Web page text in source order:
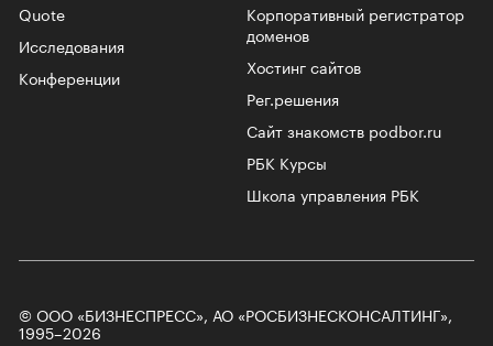
Корпоративный регистратор
доменов
Хостинг сайтов
Рег.решения
Сайт знакомств podbor.ru
РБК Курсы
Школа управления РБК
Quote
Исследования
Конференции
© ООО «БИЗНЕСПРЕСС», АО «РОСБИЗНЕСКОНСАЛТИНГ»,
1995–2026